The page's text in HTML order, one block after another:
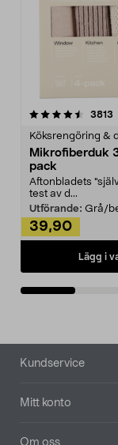
3813
Köksrengöring &
Mikrofiberduk
pack
Aftonbladets
test av d...
Utförande: Grå/
39,90
Lägg i
4.0av 5
Sidfot
Kundservice
Mitt konto
Om oss